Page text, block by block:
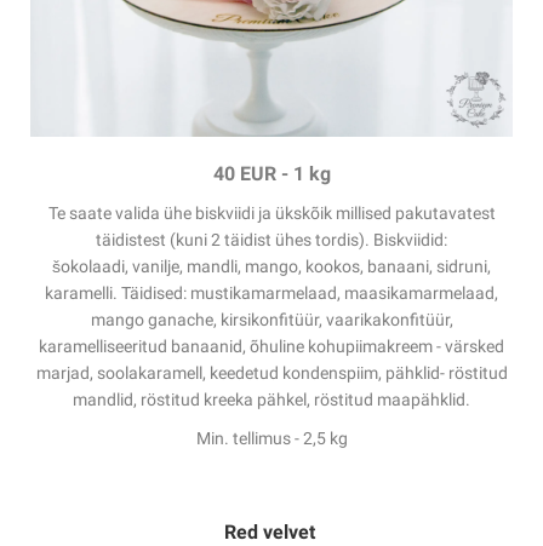
40 EUR- 1 kg
Te saate valida ühe biskviidi ja ükskõik millised pakutavatest
täidistest (kuni 2 täidist ühes tordis). Biskviidid:
šokolaadi, vanilje, mandli, mango, kookos, banaani, sidruni,
karamelli. Täidised: mustikamarmelaad, maasikamarmelaad,
mango ganache, kirsikonfitüür, vaarikakonfitüür,
karamelliseeritud banaanid, õhuline kohupiimakreem - värsked
marjad, soolakaramell, keedetud kondenspiim, pähklid- röstitud
mandlid, röstitud kreeka pähkel, röstitud maapähklid.
Min. tellimus - 2,5 kg
Red velvet